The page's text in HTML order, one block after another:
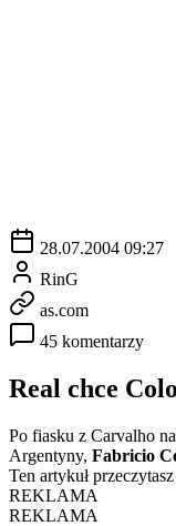
28.07.2004 09:27
RinG
as.com
45 komentarzy
Real chce
Po fiasku z Carvalho
Argentyny, Fabricio
Ten artykuł
REKLAMA
REKLAMA